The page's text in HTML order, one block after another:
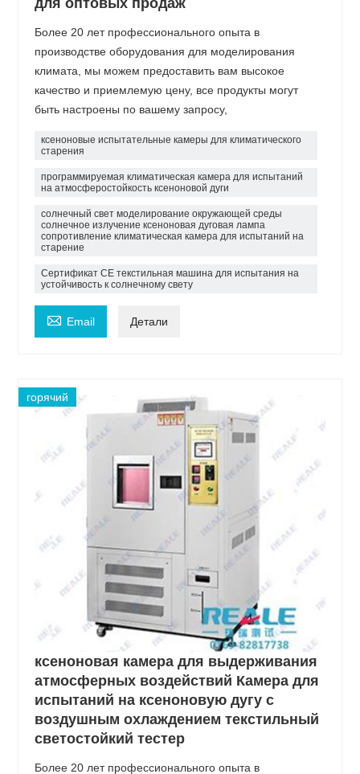
для оптовых продаж
Более 20 лет профессионального опыта в
производстве оборудования для моделирования
климата, мы можем предоставить вам высокое
качество и приемлемую цену, все продукты могут
быть настроены по вашему запросу,
ксеноновые испытательные камеры для климатического
старения
программируемая климатическая камера для испытаний
на атмосферостойкость ксеноновой дуги
солнечный свет моделирование окружающей среды
солнечное излучение ксеноновая дуговая лампа
сопротивление климатическая камера для испытаний на
старение
Сертификат CE текстильная машина для испытания на
устойчивость к солнечному свету
 Email Детали
горячий
ксеноновая камера для выдерживания
атмосферных воздействий Камера для
испытаний на ксеноновую дугу с
воздушным охлаждением текстильный
светостойкий тестер
Более 20 лет профессионального опыта в